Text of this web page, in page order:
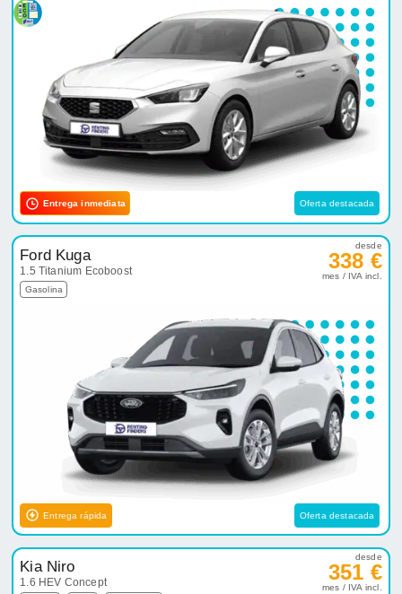
Entrega inmediata Oferta destacada
Ford Kuga
1.5 Titanium Ecoboost
Gasolina
desde
338 €
mes / IVA incl.
Entrega rápida Oferta destacada
Kia Niro
1.6 HEV Concept
desde
351 €
mes / IVA incl.